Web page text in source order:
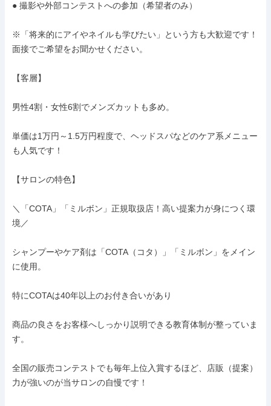
● 撮影や外部コンテストへの参加（希望者のみ）
※「将来的にアイやネイルも学びたい」という方も大歓迎です！
面接でご希望をお聞かせください。
【客層】
男性4割・女性6割でメンズカットも多め。
単価は1万円～1.5万円程度で、ヘッドスパなどのケア系メニュー
も人気です！
【サロンの特色】
＼「COTA」「ミルボン」正規取扱店！高い提案力が身につく環
境／
シャンプーやケア剤は「COTA（コタ）」「ミルボン」をメイン
に使用。
特にCOTAは40年以上のお付き合いがあり
商品の良さをお客様へしっかり説明できる教育体制が整っていま
す。
全国の販売コンテストでも毎年上位入賞するほど、店販（提案）
力が強いのが当サロンの自慢です！